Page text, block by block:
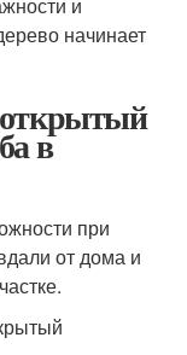
начинает
открытый
в
при
от дома и